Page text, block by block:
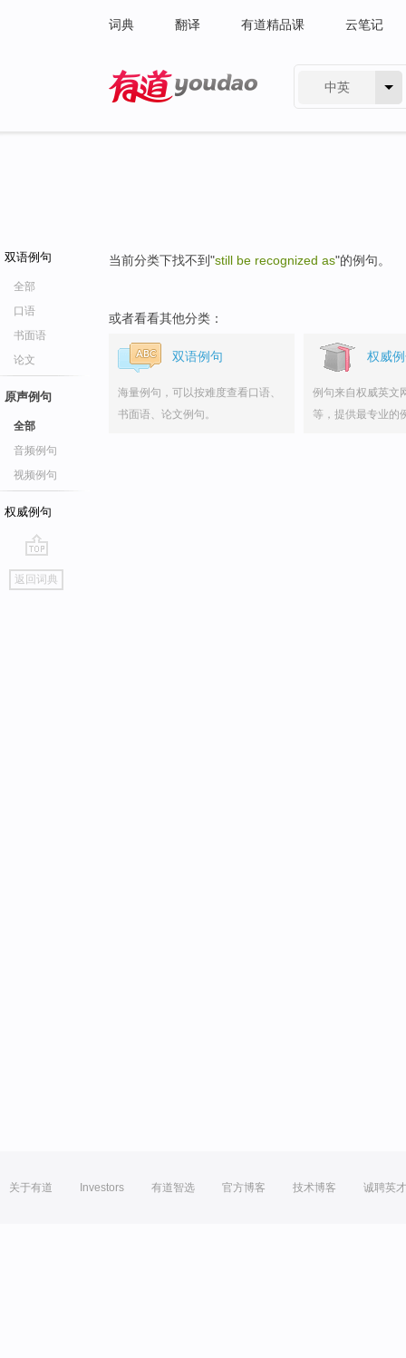
词典 翻译 有道精品课 云笔记
中英
双语例句
全部
口语
书面语
论文
原声例句
全部
音频例句
视频例句
权威例句
go
top
返回词典
当前分类下找不到"still be recognized as"的例句。
或者看看其他分类：
双语例句
海量例句，可以按难度查看口语、
书面语、论文例句。
权威
例句来自权威英文
等，提供最专业的
关于有道 Investors 有道智选 官方博客 技术博客 诚聘英才